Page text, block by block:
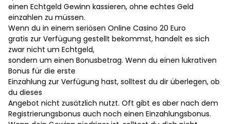
einen Echtgeld Gewinn kassieren, ohne echtes Geld
einzahlen zu müssen.
Wenn du in einem seriösen Online Casino 20 Euro
gratis zur Verfügung gestellt bekommst, handelt es sich
zwar nicht um Echtgeld,
sondern um einen Bonusbetrag. Wenn du einen lukrativen
Bonus für die erste
Einzahlung zur Verfügung hast, solltest du dir überlegen, ob
du dieses
Angebot nicht zusätzlich nutzt. Oft gibt es aber nach dem
Registrierungsbonus auch noch einen Einzahlungsbonus.